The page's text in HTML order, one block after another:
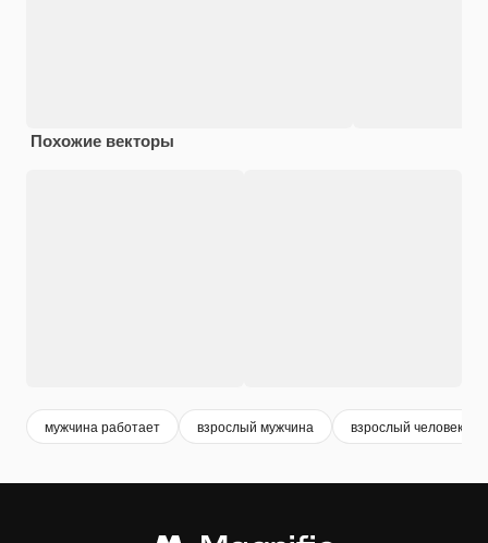
Похожие векторы
мужчина работает взрослый мужчина взрослый человек